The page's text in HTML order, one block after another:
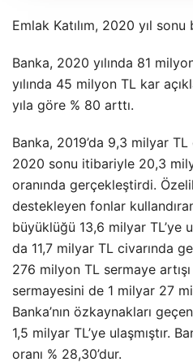
Emlak Katılım, 2020 yıl sonu
Banka, 2020 yılında 81
yılında 45 milyon TL kar
yıla göre % 80 arttı.
Banka, 2019’da 9,3 milyar
2020 sonu itibariyle 20,3
oranında gerçekleştirdi.
destekleyen fonlar
büyüklüğü 13,6 milyar TL’ye
da 11,7 milyar TL civarında
276 milyon TL sermaye
sermayesini de 1 milyar 27
Banka’nın özkaynakları
1,5 milyar TL’ye ulaşmıştır.
oranı % 28,30’dur.